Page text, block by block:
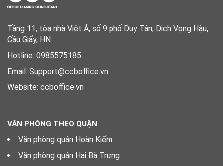
Tầng 11, tòa nhà Việt Á, số 9 phố Duy Tân, Dịch Vọng Hậu,
Cầu Giấy, HN
Hotline: 0985575185
Email: Support@ccboffice.vn
Website: ccboffice.vn
VĂN PHÒNG THEO QUẬN
Văn phòng quận Hoàn Kiếm
Văn phòng quận Hai Bà Trưng